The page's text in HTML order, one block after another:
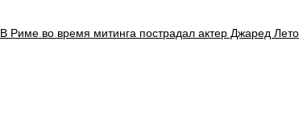
В Риме во время митинга пострадал актер Джаред Лето